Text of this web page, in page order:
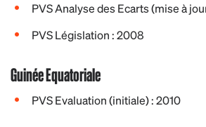
PVS Analyse des Ecarts (mise à
PVS Législation : 2008
Guinée Equatoriale
PVS Evaluation (initiale) : 2010